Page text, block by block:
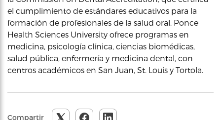
el cumplimiento de estándares educativos para la
formación de profesionales de la salud oral. Ponce
Health Sciences University ofrece programas en
medicina, psicología clínica, ciencias biomédicas,
salud pública, enfermería y medicina dental, con
centros académicos en San Juan, St. Louis y Tortola.
Compartir